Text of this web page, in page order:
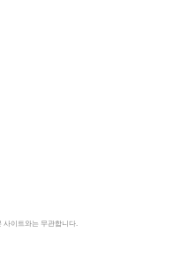
이트와는 무관합니다.